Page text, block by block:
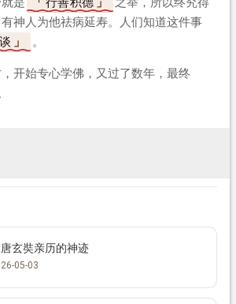
神人为他祛病延寿。人们知道这件事
。
开始专心学佛，又过了数年，最终
玄奘亲历的神迹
05-03